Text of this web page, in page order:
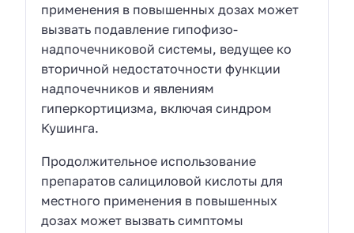
применения в повышенных дозах может
вызвать подавление гипофизо-
надпочечниковой системы, ведущее ко
вторичной недостаточности функции
надпочечников и явлениям
гиперкортицизма, включая синдром
Кушинга.
Продолжительное использование
препаратов салициловой кислоты для
местного применения в повышенных
дозах может вызвать симптомы